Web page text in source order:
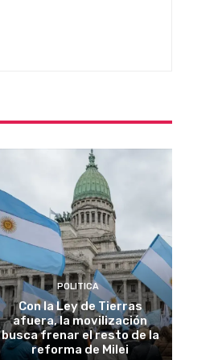
POLITICA
Con la Ley de Tierras
afuera, la movilización
busca frenar el resto de la
reforma de Milei